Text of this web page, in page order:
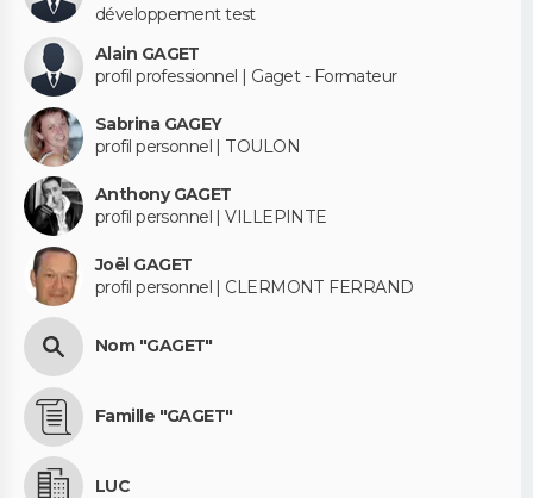
développement test
Alain GAGET
profil professionnel | Gaget - Formateur
Sabrina GAGEY
profil personnel | TOULON
Anthony GAGET
profil personnel | VILLEPINTE
Joël GAGET
profil personnel | CLERMONT FERRAND
Nom "GAGET"
Famille "GAGET"
LUC